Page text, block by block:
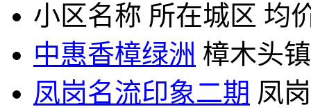
小区名称 所在城区 均
中惠香樟绿洲 樟木头镇
凤岗名流印象二期 凤